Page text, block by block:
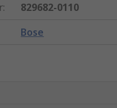
:
829682-0110
Bose